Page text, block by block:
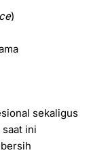
)
sekaligus
ini